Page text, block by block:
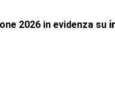
2026 in evidenza su